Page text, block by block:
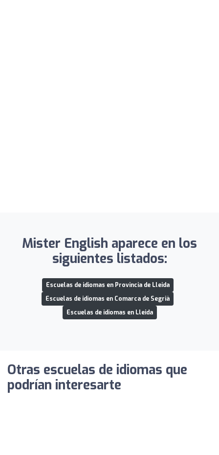
Mister English aparece en los
siguientes listados:
Escuelas de idiomas en Provincia de Lleida
Escuelas de idiomas en Comarca de Segrià
Escuelas de idiomas en Lleida
Otras escuelas de idiomas que
podrían interesarte